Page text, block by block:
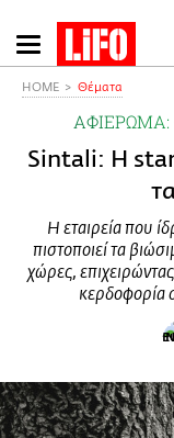
Παράκαμψη
προς
HOME Θέματα
ΑΦΙΕΡΩΜΑ:
Sintali: Η
Η εταιρεία που
πιστοποιεί τα
χώρες,
κερδοφορία